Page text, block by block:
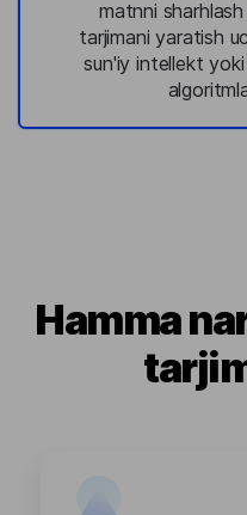
matnni
tarjimani yaratish
sun'iy intellekt
Hamma